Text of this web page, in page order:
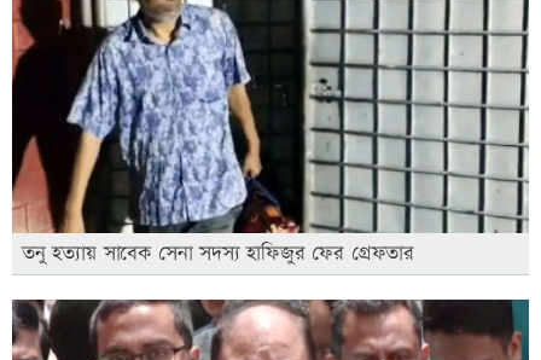
তনু হত্যায় সাবেক সেনা সদস্য হাফিজুর ফের গ্রেফতার